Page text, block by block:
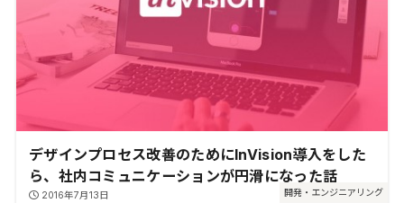
開発・エンジニアリング
デザインプロセス改善のためにInVision導入をした
ら、社内コミュニケーションが円滑になった話
2016年7月13日